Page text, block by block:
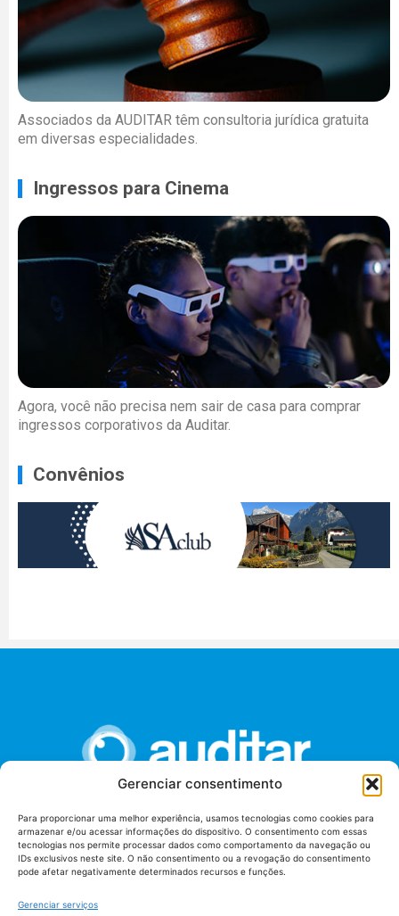
Gerenciar consentimento
Para proporcionar uma melhor experiência, usamos tecnologias como cookies para
armazenar e/ou acessar informações do dispositivo. O consentimento com essas
tecnologias nos permite processar dados como comportamento da navegação ou
IDs exclusivos neste site. O não consentimento ou a revogação do consentimento
pode afetar negativamente determinados recursos e funções.
Gerenciar serviços
Associados da AUDITAR têm consultoria jurídica gratuita
em diversas especialidades.
Ingressos para Cinema
Agora, você não precisa nem sair de casa para comprar
ingressos corporativos da Auditar.
Convênios
União dos Auditores Federais de Controle Externo -
AUDITAR
Setor de Administração Federal Sul (SAF/Sul), Qd. 04, Lt. 01
Tribunal de Contas da União (TCU), Subsolo, Sala S04